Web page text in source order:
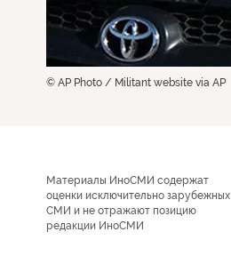
© AP Photo / Militant website via AP
Материалы ИноСМИ содержат
оценки исключительно зарубежных
СМИ и не отражают позицию
редакции ИноСМИ